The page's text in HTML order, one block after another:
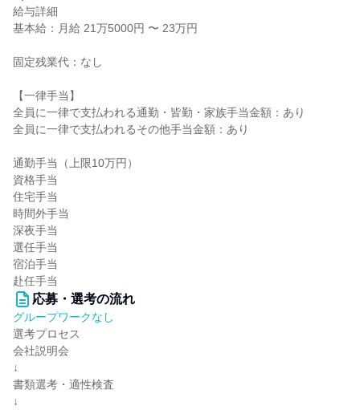
給与詳細
基本給：月給 21万5000円 〜 23万円
固定残業代：なし
【一律手当】
全員に一律で支払われる通勤・皆勤・家族手当金額：あり
全員に一律で支払われるその他手当金額：あり
通勤手当（上限10万円）
資格手当
住宅手当
時間外手当
深夜手当
選任手当
宿泊手当
赴任手当
応募・選考の流れ
グループワークなし
選考プロセス
会社説明会
↓
書類選考・適性検査
↓